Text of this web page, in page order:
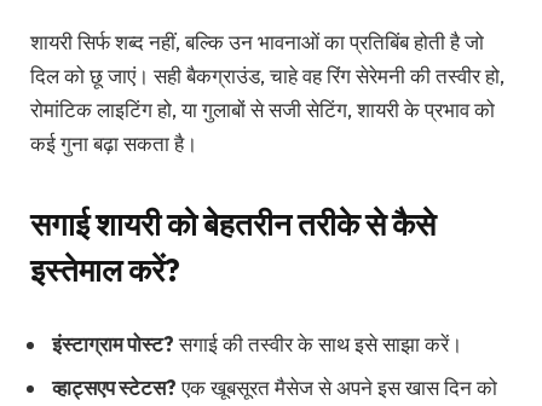
शायरी सिर्फ शब्द नहीं, बल्कि उन भावनाओं का प्रतिबिंब होती है जो
दिल को छू जाएं। सही बैकग्राउंड, चाहे वह रिंग सेरेमनी की तस्वीर हो,
रोमांटिक लाइटिंग हो, या गुलाबों से सजी सेटिंग, शायरी के प्रभाव को
कई गुना बढ़ा सकता है।
सगाई शायरी को बेहतरीन तरीके से कैसे
इस्तेमाल करें?
इंस्टाग्राम पोस्ट?सगाई की तस्वीर के साथ इसे साझा करें।
व्हाट्सएप स्टेटस?एक खूबसूरत मैसेज से अपने इस खास दिन को